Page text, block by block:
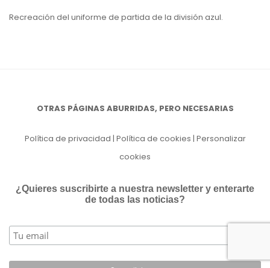
Recreación del uniforme de partida de la división azul.
OTRAS PÁGINAS ABURRIDAS, PERO NECESARIAS
Política de privacidad | Política de cookies | Personalizar
cookies
¿Quieres suscribirte a nuestra newsletter y enterarte
de todas las noticias?